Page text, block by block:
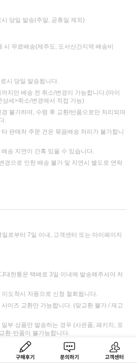
상품후기 문의하기 고객센터
당일 발송(주말, 공휴일 제외)
무료배송(제주도, 도서산간지역 배송비
시 당일 발송됩니다.
지만 배송 전 취소/변경이 가능합니다.(마이
세>취소/변경에서 직접 가능)
불가하며, 수령 후 교환/반품으로만 처리되며
.
판매처 주문 건은 묶음배송 처리가 불가합니
송 지연이 간혹 있을 수 있습니다.
경으로 인한 배송 불가 및 지연시 별도로 연락
로부터 7일 이내, 고객센터 또는 마이페이지
대한통운 택배로 3일 이내에 발송해주셔야 처
도착시 자동으로 신청 철회됩니다.
이즈 교환만 가능합니다. (맞교환 불가 / 재고
부 상품만 발송하는 경우 (사은품, 패키지, 포
환·반품이 불가능합니다.
인 경우 교환·반품이 불가능합니다.
택배 요금과 반품 주소가 상이하니 고객센터